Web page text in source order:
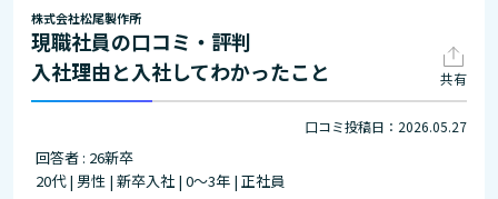
株式会社松尾製作所
現職社員の口コミ・評判
入社理由と入社してわかったこと
共有
口コミ投稿日：2026.05.27
回答者 : 26新卒
20代 | 男性 | 新卒入社 | 0～3年 | 正社員